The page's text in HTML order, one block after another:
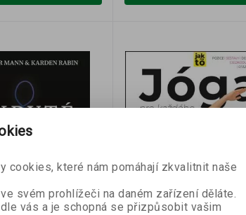
cookies, které nám pomáhají zkvalitnit naše
svém prohlížeči na daném zařízení děláte.
vás a je schopná se přizpůsobit vašim
SLEVA 50 Kč
newsletteru asleva na
první nákup je Vaše.